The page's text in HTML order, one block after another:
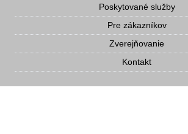
Poskytované služby
Pre zákazníkov
Zverejňovanie
Kontakt